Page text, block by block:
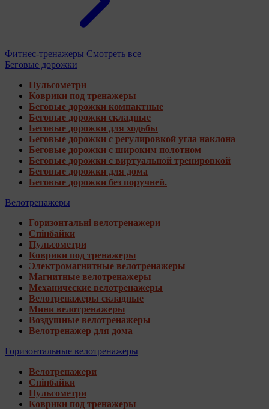
Фитнес-тренажеры Смотреть все
Беговые дорожки
Пульсометри
Коврики под тренажеры
Беговые дорожки компактные
Беговые дорожки складные
Беговые дорожки для ходьбы
Беговые дорожки с регулировкой угла наклона
Беговые дорожки с широким полотном
Беговые дорожки с виртуальной тренировкой
Беговые дорожки для дома
Беговые дорожки без поручней.
Велотренажеры
Горизонтальні велотренажери
Спінбайки
Пульсометри
Коврики под тренажеры
Электромагнитные велотренажеры
Магнитные велотренажеры
Механические велотренажеры
Велотренажеры складные
Мини велотренажеры
Воздушные велотренажеры
Велотренажер для дома
Горизонтальные велотренажеры
Велотренажери
Спінбайки
Пульсометри
Коврики под тренажеры